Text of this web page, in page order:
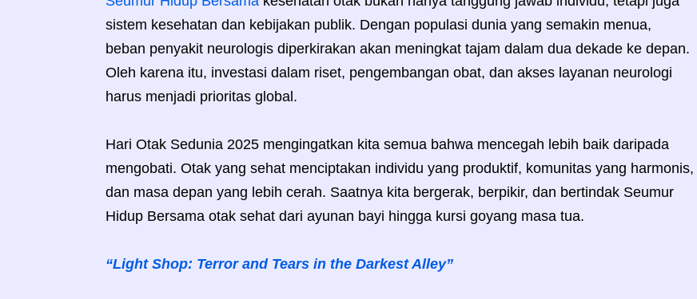
sistem kesehatan dan kebijakan publik. Dengan populasi dunia yang semakin menua,
beban penyakit neurologis diperkirakan akan meningkat tajam dalam dua dekade ke depan.
Oleh karena itu, investasi dalam riset, pengembangan obat, dan akses layanan neurologi
harus menjadi prioritas global.
Hari Otak Sedunia 2025 mengingatkan kita semua bahwa mencegah lebih baik daripada
mengobati. Otak yang sehat menciptakan individu yang produktif, komunitas yang harmonis,
dan masa depan yang lebih cerah. Saatnya kita bergerak, berpikir, dan bertindak Seumur
Hidup Bersama otak sehat dari ayunan bayi hingga kursi goyang masa tua.
“Light Shop: Terror and Tears in the Darkest Alley”